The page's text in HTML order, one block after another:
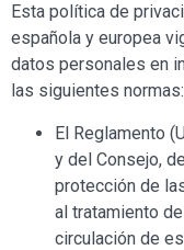
Esta política de
española y europea
datos personales en
las siguientes normas:
El Reglamento
y del Consejo,
protección de
al tratamiento
circulación de